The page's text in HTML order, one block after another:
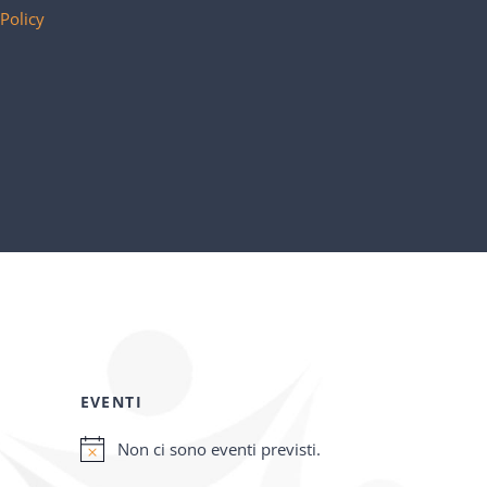
EVENTI
Notice
Non ci sono eventi previsti.